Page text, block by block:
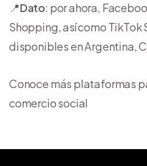
📍Dato: por ahora,
Shopping, así como TikTok
disponibles en Argentina,
Conoce más plataformas
comercio social